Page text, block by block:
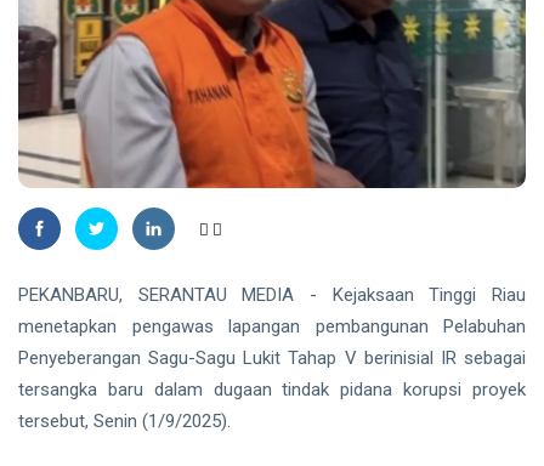
BBKSDA
Riau
Pasang
Kandang
Jebak
HUKRIM
DPO
Kasus
Sabu
Ditangkap
di Hotel
Bathin
Solapan
08
Aug,
2026
33
views
PENDIDIKAN
Mahasiswa
Raih Juara
Harapan I
Kategori
Disabilitas
08
2026
35
views
HUKRIM
Mantan
PEKANBARU, SERANTAU MEDIA - Kejaksaan Tinggi Riau
menetapkan pengawas lapangan pembangunan Pelabuhan
Penyeberangan Sagu-Sagu Lukit Tahap V berinisial IR sebagai
tersangka baru dalam dugaan tindak pidana korupsi proyek
tersebut, Senin (1/9/2025).